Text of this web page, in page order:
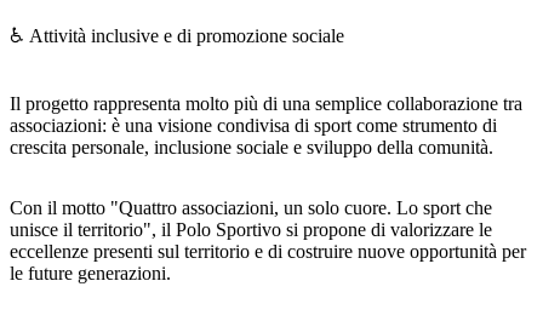
♿ Attività inclusive e di promozione sociale
Il progetto rappresenta molto più di una semplice collaborazione tra
associazioni: è una visione condivisa di sport come strumento di
crescita personale, inclusione sociale e sviluppo della comunità.
Con il motto "Quattro associazioni, un solo cuore. Lo sport che
unisce il territorio", il Polo Sportivo si propone di valorizzare le
eccellenze presenti sul territorio e di costruire nuove opportunità per
le future generazioni.